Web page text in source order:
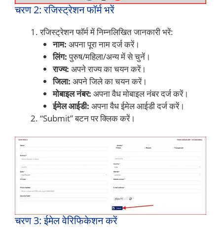
चरण 2: रजिस्ट्रेशन फॉर्म भरें
रजिस्ट्रेशन फॉर्म में निम्नलिखित जानकारी भरें:
नाम: अपना पूरा नाम दर्ज करें।
लिंग:पुरुष/महिला/अन्य में से चुनें।
राज्य: अपने राज्य का चयन करें।
जिला: अपने जिले का चयन करें।
मोबाइल नंबर: अपना वैध मोबाइल नंबर दर्ज करें।
ईमेल आईडी: अपना वैध ईमेल आईडी दर्ज करें।
“Submit” बटन पर क्लिक करें।
चरण 3: ईमेल वेरिफिकेशन करें